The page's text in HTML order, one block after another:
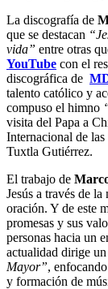
La discografía de
que se destacan
vida” entre otras
YouTube con el
discográfica de
talento católico y
compuso el himno
visita del Papa a
Internacional de
Tuxtla Gutiérrez.
El trabajo de
Jesús a través de
oración. Y de este
promesas y sus
personas hacia un
actualidad dirige
Mayor”,
y formación de